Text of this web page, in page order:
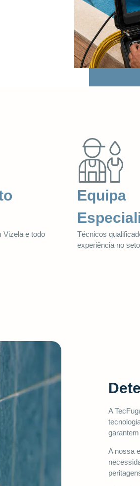
Vizela e todo
Equipa
Técnicos
experiência no
A
A nossa